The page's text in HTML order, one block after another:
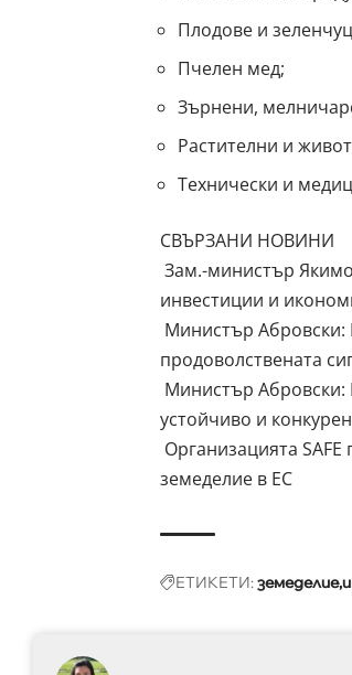
Плодове и
Пчелен мед;
Зърнени,
Растителни и
Технически и
СВЪРЗАНИ НОВИНИ
Зам.-министър
инвестиции и
Министър Абровски:
продоволствената
Министър Абровски:
устойчиво и
Организацията
земеделие в ЕС
ЕТИКЕТИ:земеделие